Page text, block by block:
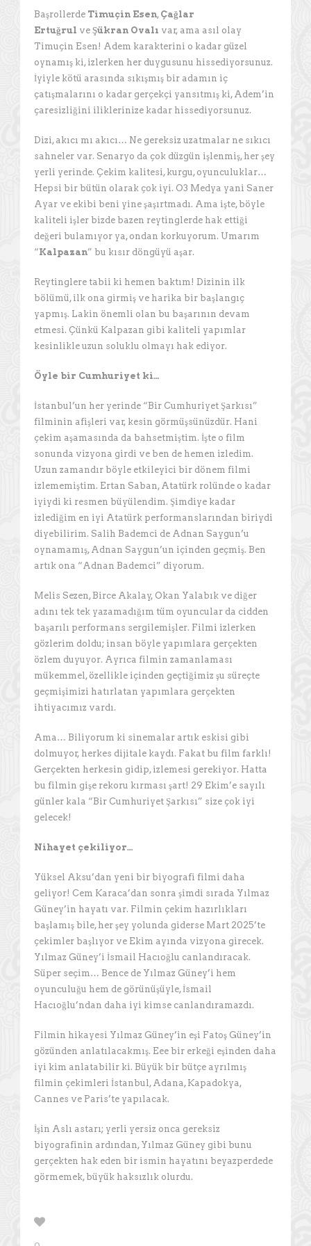
Başrollerde Timuçin Esen, Çağlar
Ertuğrul ve Şükran Ovalı var, ama asıl olay
Timuçin Esen! Adem karakterini o kadar güzel
oynamış ki, izlerken her duygusunu hissediyorsunuz.
İyiyle kötü arasında sıkışmış bir adamın iç
çatışmalarını o kadar gerçekçi yansıtmış ki, Adem’in
çaresizliğini iliklerinize kadar hissediyorsunuz.
Dizi, akıcı mı akıcı… Ne gereksiz uzatmalar ne sıkıcı
sahneler var. Senaryo da çok düzgün işlenmiş, her şey
yerli yerinde. Çekim kalitesi, kurgu, oyunculuklar…
Hepsi bir bütün olarak çok iyi. O3 Medya yani Saner
Ayar ve ekibi beni yine şaşırtmadı. Ama işte, böyle
kaliteli işler bizde bazen reytinglerde hak ettiği
değeri bulamıyor ya, ondan korkuyorum. Umarım
“Kalpazan” bu kısır döngüyü aşar.
Reytinglere tabii ki hemen baktım! Dizinin ilk
bölümü, ilk ona girmiş ve harika bir başlangıç
yapmış. Lakin önemli olan bu başarının devam
etmesi. Çünkü Kalpazan gibi kaliteli yapımlar
kesinlikle uzun soluklu olmayı hak ediyor.
Öyle bir Cumhuriyet ki…
İstanbul’un her yerinde “Bir Cumhuriyet Şarkısı”
filminin afişleri var, kesin görmüşsünüzdür. Hani
çekim aşamasında da bahsetmiştim. İşte o film
sonunda vizyona girdi ve ben de hemen izledim.
Uzun zamandır böyle etkileyici bir dönem filmi
izlememiştim. Ertan Saban, Atatürk rolünde o kadar
iyiydi ki resmen büyülendim. Şimdiye kadar
izlediğim en iyi Atatürk performanslarından biriydi
diyebilirim. Salih Bademci de Adnan Saygun’u
oynamamış, Adnan Saygun’un içinden geçmiş. Ben
artık ona “Adnan Bademci” diyorum.
Melis Sezen, Birce Akalay, Okan Yalabık ve diğer
adını tek tek yazamadığım tüm oyuncular da cidden
başarılı performans sergilemişler. Filmi izlerken
gözlerim doldu; insan böyle yapımlara gerçekten
özlem duyuyor. Ayrıca filmin zamanlaması
mükemmel, özellikle içinden geçtiğimiz şu süreçte
geçmişimizi hatırlatan yapımlara gerçekten
ihtiyacımız vardı.
Ama… Biliyorum ki sinemalar artık eskisi gibi
dolmuyor, herkes dijitale kaydı. Fakat bu film farklı!
Gerçekten herkesin gidip, izlemesi gerekiyor. Hatta
bu filmin gişe rekoru kırması şart! 29 Ekim’e sayılı
günler kala “Bir Cumhuriyet Şarkısı” size çok iyi
gelecek!
Nihayet çekiliyor…
Yüksel Aksu’dan yeni bir biyografi filmi daha
geliyor! Cem Karaca’dan sonra şimdi sırada Yılmaz
Güney’in hayatı var. Filmin çekim hazırlıkları
başlamış bile, her şey yolunda giderse Mart 2025’te
çekimler başlıyor ve Ekim ayında vizyona girecek.
Yılmaz Güney’i İsmail Hacıoğlu canlandıracak.
Süper seçim… Bence de Yılmaz Güney’i hem
oyunculuğu hem de görünüşüyle, İsmail
Hacıoğlu’ndan daha iyi kimse canlandıramazdı.
Filmin hikayesi Yılmaz Güney’in eşi Fatoş Güney’in
gözünden anlatılacakmış. Eee bir erkeği eşinden daha
iyi kim anlatabilir ki. Büyük bir bütçe ayrılmış
filmin çekimleri İstanbul, Adana, Kapadokya,
Cannes ve Paris’te yapılacak.
İşin Aslı astarı; yerli yersiz onca gereksiz
biyografinin ardından, Yılmaz Güney gibi bunu
gerçekten hak eden bir ismin hayatını beyazperdede
görmemek, büyük haksızlık olurdu.